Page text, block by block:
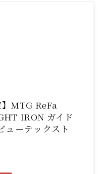
MTG ReFa
IRON ガイド
ューテックスト